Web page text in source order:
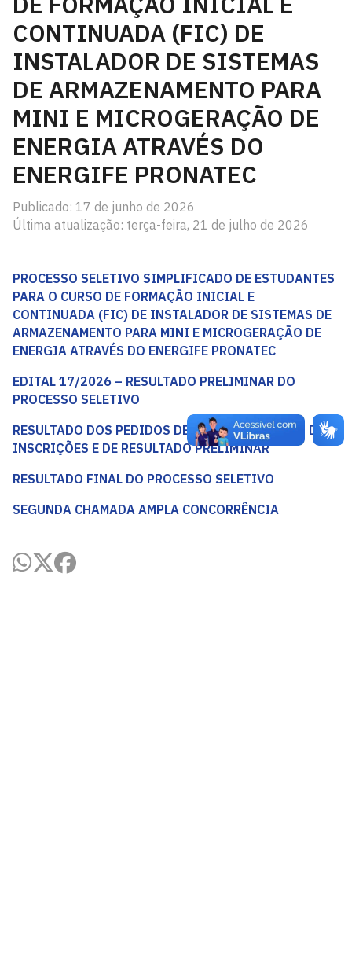
CONTINUADA (FIC) DE
INSTALADOR DE SISTEMAS
DE ARMAZENAMENTO PARA
MINI E MICROGERAÇÃO DE
ENERGIA ATRAVÉS DO
ENERGIFE PRONATEC
Publicado: 17 de junho de 2026
Última atualização: terça-feira, 21 de julho de 2026
PROCESSO SELETIVO SIMPLIFICADO DE ESTUDANTES
PARA O CURSO DE FORMAÇÃO INICIAL E
CONTINUADA (FIC) DE INSTALADOR DE SISTEMAS DE
ARMAZENAMENTO PARA MINI E MICROGERAÇÃO DE
ENERGIA ATRAVÉS DO ENERGIFE PRONATEC
EDITAL 17/2026 – RESULTADO PRELIMINAR DO
PROCESSO SELETIVO
RESULTADO DOS PEDIDOS DE RECONSIDERAÇÃO DE
INSCRIÇÕES E DE RESULTADO PRELIMINAR
RESULTADO FINAL DO PROCESSO SELETIVO
SEGUNDA CHAMADA AMPLA CONCORRÊNCIA